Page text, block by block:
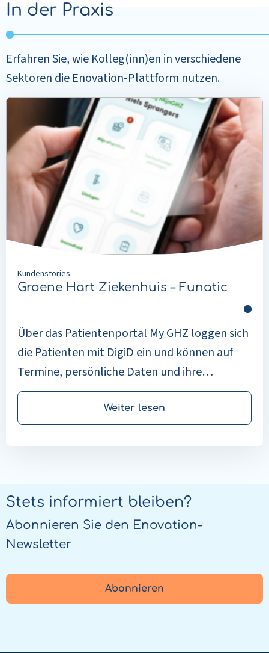
In der Praxis
Erfahren Sie, wie Kolleg(inn)en in verschiedene
Sektoren die Enovation-Plattform nutzen.
Kundenstories
Groene Hart Ziekenhuis – Funatic
Über das Patientenportal My GHZ loggen sich
die Patienten mit DigiD ein und können auf
Termine, persönliche Daten und ihre
Krankenakte zugreifen.
Weiter lesen
Read
about
Groene
Ziekenhuis
Funatic
Stets informiert bleiben?
Abonnieren Sie den Enovation-
Newsletter
Abonnieren